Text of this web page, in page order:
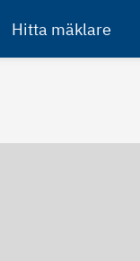
Hitta mäklare